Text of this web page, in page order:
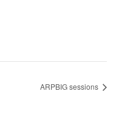
ARPBIG sessions